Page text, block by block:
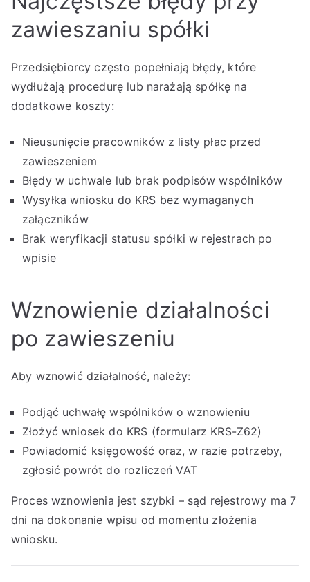
zawieszaniu spółki
Przedsiębiorcy często popełniają błędy, które
wydłużają procedurę lub narażają spółkę na
dodatkowe koszty:
Nieusunięcie pracowników z listy płac przed
zawieszeniem
Błędy w uchwale lub brak podpisów wspólników
Wysyłka wniosku do KRS bez wymaganych
załączników
Brak weryfikacji statusu spółki w rejestrach po
wpisie
Wznowienie działalności
po zawieszeniu
Aby wznowić działalność, należy:
Podjąć uchwałę wspólników o wznowieniu
Złożyć wniosek do KRS (formularz KRS-Z62)
Powiadomić księgowość oraz, w razie potrzeby,
zgłosić powrót do rozliczeń VAT
Proces wznowienia jest szybki – sąd rejestrowy ma 7
dni na dokonanie wpisu od momentu złożenia
wniosku.